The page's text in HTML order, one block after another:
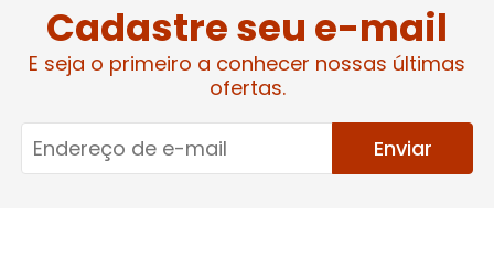
Cadastre seu e-mail
E seja o primeiro a conhecer nossas últimas
ofertas.
Enviar